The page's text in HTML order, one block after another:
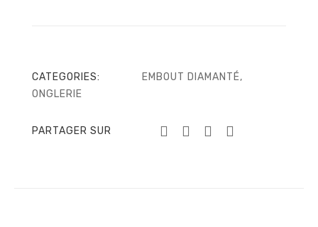
CATEGORIES: EMBOUT DIAMANTÉ,
ONGLERIE
PARTAGER SUR